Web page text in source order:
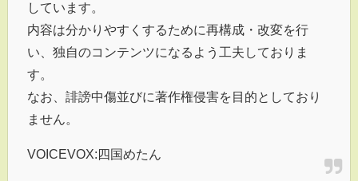
しています。
内容は分かりやすくするために再構成・改変を行
い、独自のコンテンツになるよう工夫しておりま
す。
なお、誹謗中傷並びに著作権侵害を目的としており
ません。
VOICEVOX:四国めたん